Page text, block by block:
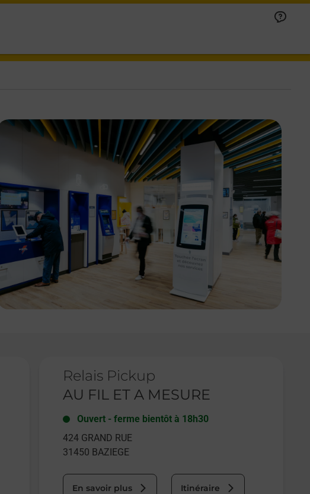
Relais Pickup
AU FIL ET A MESURE
Ouvert -ferme bientôt à 18h30
424 GRAND RUE
31450 BAZIEGE
En savoir plus Itinéraire